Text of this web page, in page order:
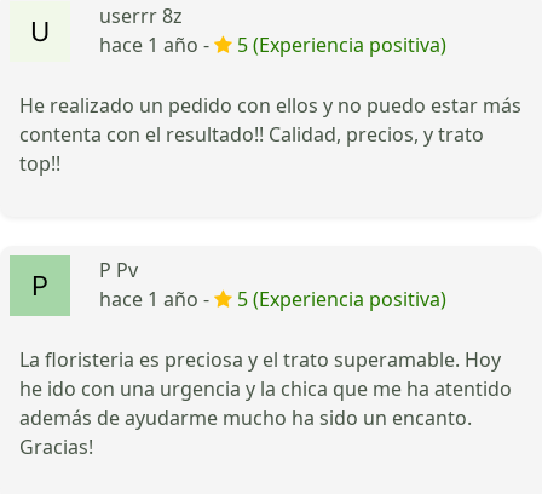
userrr 8z
hace 1 año -
5 (Experiencia positiva)
He realizado un pedido con ellos y no puedo estar más
contenta con el resultado!! Calidad, precios, y trato
top!!
P Pv
hace 1 año -
5 (Experiencia positiva)
La floristeria es preciosa y el trato superamable. Hoy
he ido con una urgencia y la chica que me ha atentido
además de ayudarme mucho ha sido un encanto.
Gracias!